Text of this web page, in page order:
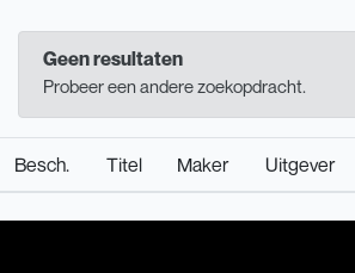
Geen resultaten
Probeer een andere zoekopdracht.
Besch. Titel Maker Uitgever